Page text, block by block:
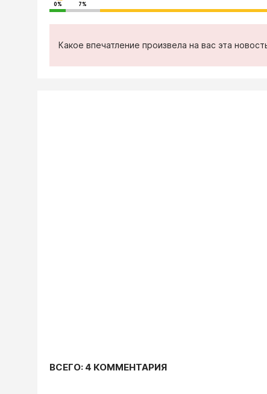
0% 7%
Какое впечатление произвела на вас эта
ВСЕГО: 4 КОММЕНТАРИЯ